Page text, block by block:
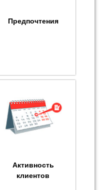
Предпочтения
Активность
клиентов